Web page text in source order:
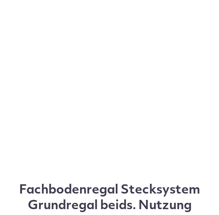
Fachbodenregal Stecksystem
Grundregal beids. Nutzung